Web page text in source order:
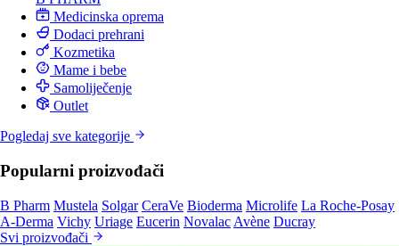
Medicinska oprema
Dodaci prehrani
Kozmetika
Mame i bebe
Samoliječenje
Outlet
Pogledaj sve kategorije
Popularni proizvođači
B Pharm Mustela Solgar CeraVe Bioderma Microlife La Roche-Posay
A-Derma Vichy Uriage Eucerin Novalac Avène Ducray
Svi proizvođači